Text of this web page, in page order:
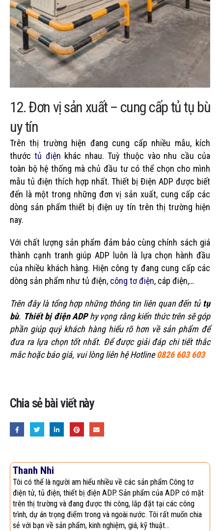
12. Đơn vị sản xuất – cung cấp tủ tụ bù
uy tín
Trên thị trường hiện đang cung cấp nhiều mẫu, kích
thướctủ điện khác nhau. Tuỳ thuộc vào nhu cầu của
toàn bộ hệ thống mà chủ đầu tư có thể chọn cho mình
mẫu tủ điện thích hợp nhất. Thiết bị Điện ADP được biết
đến là một trong những đơn vị sản xuất, cung cấp các
dòng sản phẩm thiết bị điện uy tín trên thị trường hiện
nay.
Với chất lượng sản phẩm đảm bảo cùng chính sách giá
thành cạnh tranh giúp ADP luôn là lựa chọn hành đầu
của nhiều khách hàng. Hiện công ty đang cung cấp các
dòng sản phẩm như tủ điện, công tơ điện, cáp điện,…
Trên đây là tổng hợp những thông tin liên quan đến tủ tụ
bù. Thiết bị điện ADPhy vọng rằng kiến thức trên sẽ góp
phần giúp quý khách hàng hiểu rõ hơn về sản phẩm để
đưa ra lựa chọn tốt nhất. Để được giải đáp chi tiết thắc
mắc hoặc báo giá, vui lòng liên hệ Hotline0826 603 603
Chia sẻ bài viết này
Thanh Nhi
Tôi có thể là người am hiểu nhiều về các sản phẩm Công tơ
điện tử, tủ điện, thiết bị điện ADP. Sản phẩm của ADP có mặt
trên thị trường và đang được thi công, lắp đặt tại các công
trình, dự án trọng điểm trong và ngoài nước. Tôi rất muốn chia
sẻ với bạn về sản phẩm, kinh nghiệm, giá, kỹ thuật...